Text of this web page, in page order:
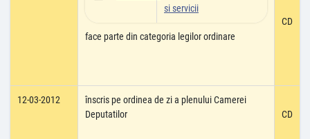
si servicii
face parte din categoria legilor ordinare
CD
12-03-2012
înscris pe ordinea de zi a plenului Camerei
Deputatilor
CD